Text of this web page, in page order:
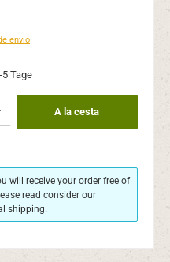
envío
Tage
deseada o usa los botones para
A la cesta
will receive your order free of
read consider our
shipping.